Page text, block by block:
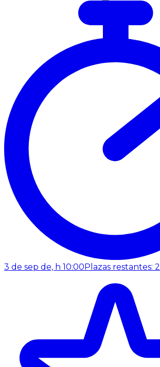
3 de sep de, h 10:00 Plazas restantes: 2